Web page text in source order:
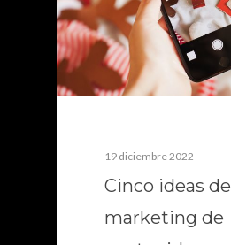
19 diciembre 2022
Cinco ideas de
marketing de